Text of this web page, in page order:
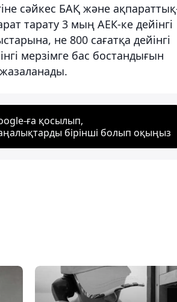
сәйкес БАҚ және
тарату 3 мың АЕК-ке дейінгі
не 800 сағатқа дейінгі
мерзімге бас бостандығын
ға қосылып,
бірінші болып оқыңыз